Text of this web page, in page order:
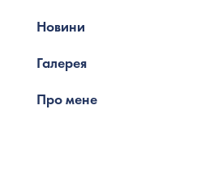
Новини
Галерея
Про мене